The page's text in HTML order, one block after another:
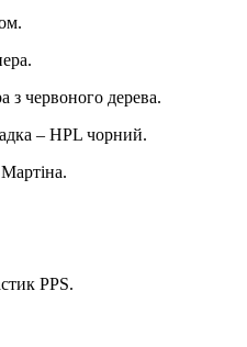
з червоного дерева.
– HPL чорний.
PPS.